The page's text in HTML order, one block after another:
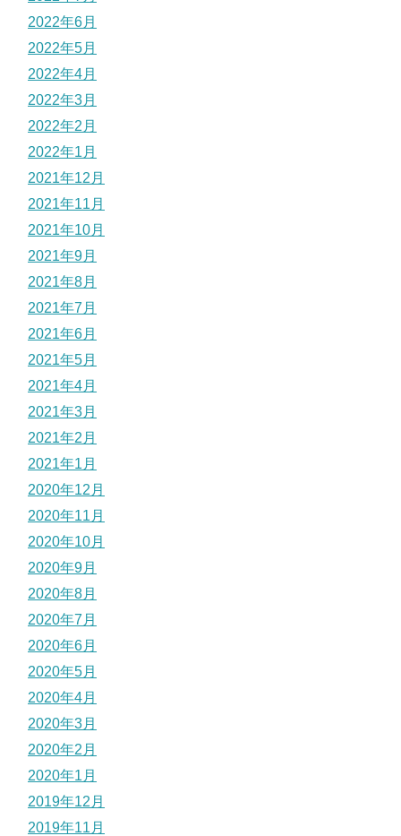
2022年6月
2022年5月
2022年4月
2022年3月
2022年2月
2022年1月
2021年12月
2021年11月
2021年10月
2021年9月
2021年8月
2021年7月
2021年6月
2021年5月
2021年4月
2021年3月
2021年2月
2021年1月
2020年12月
2020年11月
2020年10月
2020年9月
2020年8月
2020年7月
2020年6月
2020年5月
2020年4月
2020年3月
2020年2月
2020年1月
2019年12月
2019年11月